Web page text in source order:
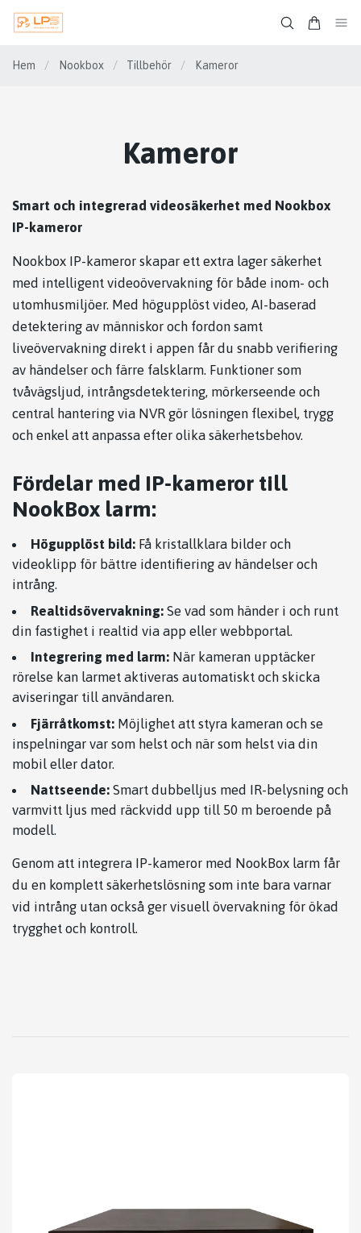
Hem / Nookbox / Tillbehör / Kameror
Kameror
Smart och integrerad videosäkerhet med Nookbox
IP-kameror
Nookbox IP-kameror skapar ett extra lager säkerhet
med intelligent videoövervakning för både inom- och
utomhusmiljöer. Med högupplöst video, AI-baserad
detektering av människor och fordon samt
liveövervakning direkt i appen får du snabb verifiering
av händelser och färre falsklarm. Funktioner som
tvåvägsljud, intrångsdetektering, mörkerseende och
central hantering via NVR gör lösningen flexibel, trygg
och enkel att anpassa efter olika säkerhetsbehov.
Fördelar med IP-kameror till
NookBox larm:
Högupplöst bild:Få kristallklara bilder och
videoklipp för bättre identifiering av händelser och
intrång.
Realtidsövervakning:Se vad som händer i och runt
din fastighet i realtid via app eller webbportal.
Integrering med larm:När kameran upptäcker
rörelse kan larmet aktiveras automatiskt och skicka
aviseringar till användaren.
Fjärråtkomst:Möjlighet att styra kameran och se
inspelningar var som helst och när som helst via din
mobil eller dator.
Nattseende:Smart dubbelljus med IR-belysning och
varmvitt ljus med räckvidd upp till 50 m beroende på
modell.
Genom att integrera IP-kameror med NookBox larm får
du en komplett säkerhetslösning som inte bara varnar
vid intrång utan också ger visuell övervakning för ökad
trygghet och kontroll.